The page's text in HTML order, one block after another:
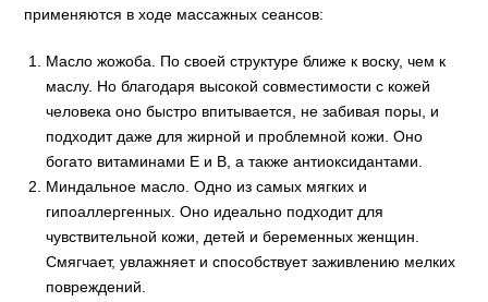
применяются в ходе массажных сеансов:
Масло жожоба. По своей структуре ближе к воску, чем к
маслу. Но благодаря высокой совместимости с кожей
человека оно быстро впитывается, не забивая поры, и
подходит даже для жирной и проблемной кожи. Оно
богато витаминами E и B, а также антиоксидантами.
Миндальное масло. Одно из самых мягких и
гипоаллергенных. Оно идеально подходит для
чувствительной кожи, детей и беременных женщин.
Смягчает, увлажняет и способствует заживлению мелких
повреждений.